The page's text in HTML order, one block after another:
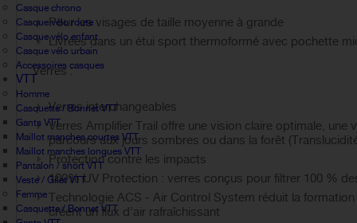
Casque chrono
Casque vélo route
Casque vélo enfant
Casque vélo urbain
Accessoires casques
VTT
Homme
Casquette / Bonnet VTT
Gants VTT
Maillot manches courtes VTT
Maillot manches longues VTT
Pantalon / short VTT
Veste / Gilet VTT
Femme
Casquette / Bonnet VTT
Pour les visages de taille moyenne à grande
Livrées dans un étui sport thermoformé avec pochette
Verres :
Verres interchangeables
Verres Amplifier Trail offre une vision claire optimale,
parcours aux jours sombres ou dans la forêt
Protection contre les impacts
100% UV Protection : verres conçus pour filtrer 100 %
Technologie ACS - Air Control System réduit la
créent un flux d’air rafraîchissant